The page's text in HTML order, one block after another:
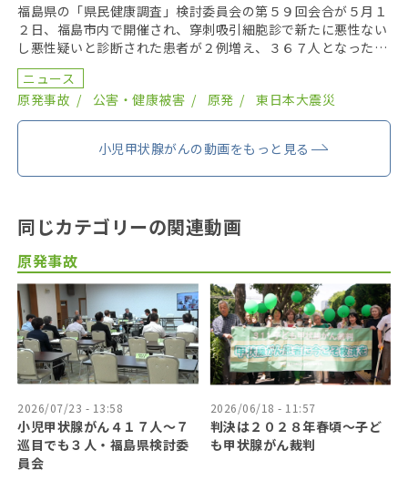
福島県の「県民健康調査」検討委員会の第５９回会合が５月１
２日、福島市内で開催され、穿刺吸引細胞診で新たに悪性ない
し悪性疑いと診断された患者が２例増え、３６７人となった。
２０１９年までにがん登録で把握された集計外の患者４７ […]
ニュース
原発事故
公害・健康被害 原発 東日本大震災
小児甲状腺がんの動画をもっと見る
同じカテゴリーの関連動画
原発事故
2026/07/23 - 13:58
小児甲状腺がん４１７人〜７
巡目でも３人・福島県検討委
員会
2026/06/18 - 11:57
判決は２０２８年春頃〜子ど
も甲状腺がん裁判